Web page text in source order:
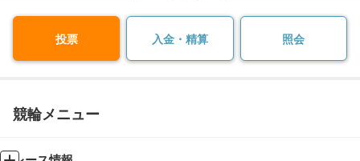
投票 入金・精算 照会
競輪メニュー